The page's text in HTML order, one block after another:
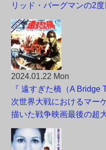
リッド・バーグマンの2
2024.01.22 Mon
『 遠すぎた橋（A Bridge
次世界大戦におけるマー
描いた戦争映画最後の超